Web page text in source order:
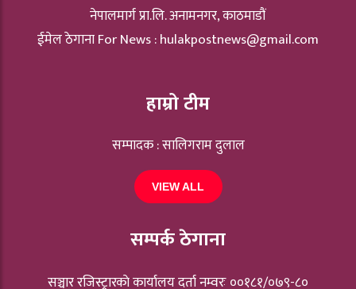
नेपालमार्ग प्रा.लि. अनामनगर, काठमाडौं
ईमेल ठेगाना For News :hulakpostnews@gmail.com
हाम्रो टीम
सम्पादक : सालिगराम दुलाल
VIEW ALL
सम्पर्क ठेगाना
सञ्चार रजिस्ट्रारकाे कार्यालय दर्ता नम्वरः ००१८१/०७९-८०